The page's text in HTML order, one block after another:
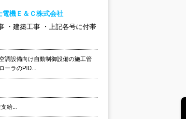
電機Ｅ＆Ｃ株式会社
・建築工事 ・上記各号に付帯
調設備向け自動制御設備の施工管
ーラのPID...
給...